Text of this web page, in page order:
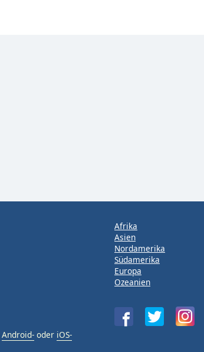
Android- oder iOS-
Afrika
Asien
Nordamerika
Südamerika
Europa
Ozeanien